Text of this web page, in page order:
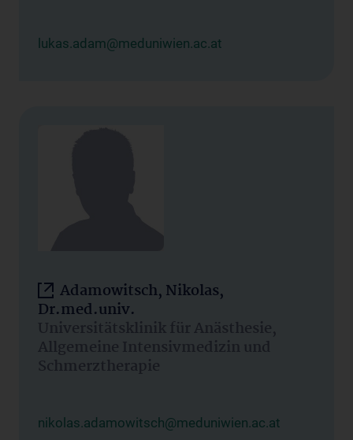
lukas.adam@meduniwien.ac.at
Adamowitsch, Nikolas,
Dr.med.univ.
Universitätsklinik für Anästhesie,
Allgemeine Intensivmedizin und
Schmerztherapie
nikolas.adamowitsch@meduniwien.ac.at